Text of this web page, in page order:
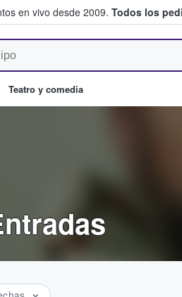
en vivo desde 2009. Todos los
de entradas entre fans
Teatro y comedia